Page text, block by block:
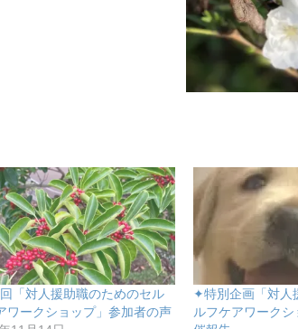
「対人援助職のためのセル
ワークショップ」参加者の声
✦特別企画「対人
ルフケアワーク